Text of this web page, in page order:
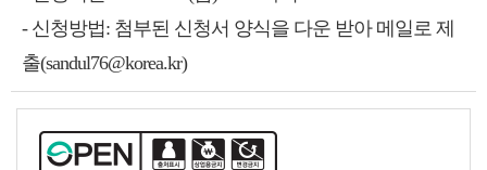
- 신청방법: 첨부된 신청서 양식을 다운 받아 메일로 제
출(sandul76@korea.kr)